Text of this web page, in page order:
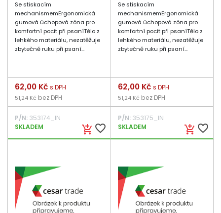
Se stiskacím
mechanismemErgonomická
gumová úchopová zóna pro
komfortní pocit při psaníTělo z
lehkého materiálu, nezatěžuje
zbytečně ruku při psaní...
add_shopping_cart favorite_border
Cena
62,00 Kč s DPH
51,24 Kč bez DPH
P/N: 353174_IN
SKLADEM
Se stiskacím
mechanismemErgonomická
gumová úchopová zóna pro
komfortní pocit při psaníTělo z
lehkého materiálu, nezatěžuje
zbytečně ruku při psaní...
add_shopping_cart favorite_border
Cena
62,00 Kč s DPH
51,24 Kč bez DPH
P/N:353175_IN
SKLADEM